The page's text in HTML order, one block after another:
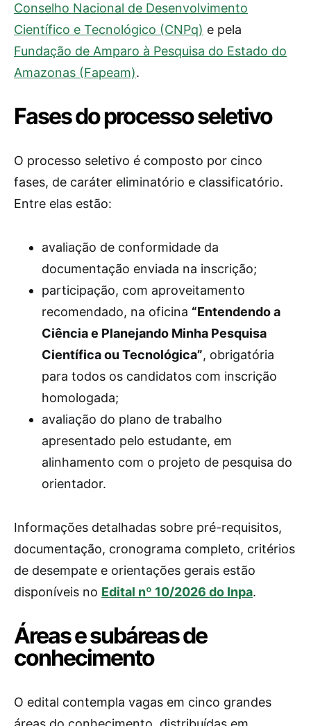
Conselho Nacional de Desenvolvimento
Científico e Tecnológico (CNPq) e pela
Fundação de Amparo à Pesquisa do Estado do
Amazonas (Fapeam).
Fases do processo seletivo
O processo seletivo é composto por cinco
fases, de caráter eliminatório e classificatório.
Entre elas estão:
avaliação de conformidade da
documentação enviada na inscrição;
participação, com aproveitamento
recomendado, na oficina “Entendendo a
Ciência e Planejando Minha Pesquisa
Científica ou Tecnológica”, obrigatória
para todos os candidatos com inscrição
homologada;
avaliação do plano de trabalho
apresentado pelo estudante, em
alinhamento com o projeto de pesquisa do
orientador.
Informações detalhadas sobre pré-requisitos,
documentação, cronograma completo, critérios
de desempate e orientações gerais estão
disponíveis no Edital nº 10/2026 do Inpa.
Áreas e subáreas de
conhecimento
O edital contempla vagas em cinco grandes